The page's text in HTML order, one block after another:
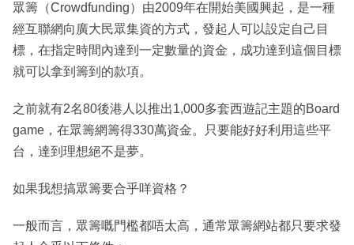
眾籌（Crowdfunding）由2009年在開始美國興起，是一種
經互聯網向廣大民眾集資的方式，發起人可以設定自己目
標，在指定時間內達到一定數量的資金，成功達到這個目標
就可以拿到籌到的款項。
之前就有2名80後港人以推出1,000多套西遊記主題的Board
game，在眾籌網籌得330萬資金。只要能好好利用這些平
台，達到理想絕不是夢。
如果我想搞眾籌要合乎咩資格？
一般而言，眾籌嘅門檻都唔太高，通常眾籌網站都只要求發